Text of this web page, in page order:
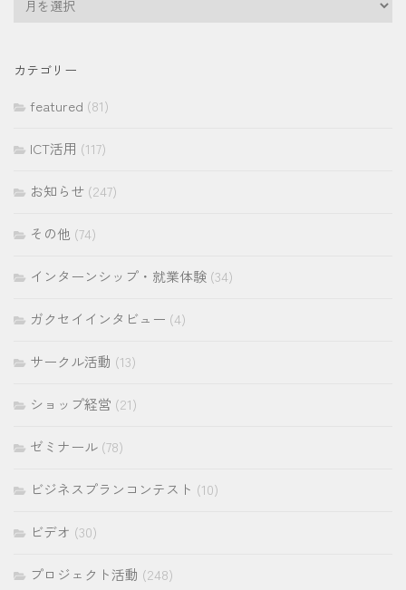
イ
カテゴリー
featured (81)
ICT活用 (117)
お知らせ (247)
その他 (74)
インターンシップ・就業体験 (34)
ガクセイインタビュー (4)
サークル活動 (13)
ショップ経営 (21)
ゼミナール (78)
ビジネスプランコンテスト (10)
ビデオ (30)
プロジェクト活動 (248)